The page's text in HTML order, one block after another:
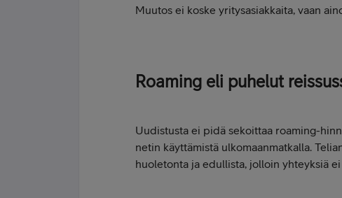
Muutos ei koske yritysasiakkaita, vaan
Roaming eli puhelut
Uudistusta ei pidä sekoittaa roaming-
netin käyttämistä ulkomaanmatkalla.
huoletonta ja edullista, jolloin yhteyksiä